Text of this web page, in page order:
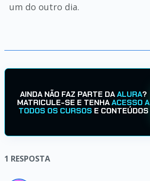
um do outro dia.
AINDA NÃO FAZ PARTE DAALURA?
MATRICULE-SE E TENHAACESSO A
TODOS OS CURSOS E CONTEÚDOS
1 RESPOSTA